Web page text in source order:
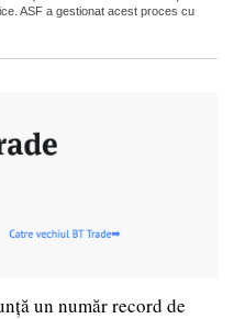
ASF a gestionat acest proces cu
un număr record de